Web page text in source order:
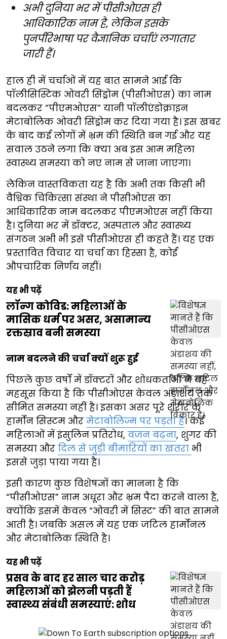
अभी दुनिया भर में पीसीओएस ही
आधिकारिक नाम है, लेकिन इसके
पुनर्परिभाषा पर वैज्ञानिक चर्चाएं लगातार
जारी हैं।
हाल ही में चर्चाओं में यह बात सामने आई कि
पॉलीसिस्टिक ओवरी सिंड्रोम (पीसीओएस) का नाम
बदलकर “पीएमओएस” यानी पॉलीएंडोक्राइन
मेटाबोलिक ओवरी सिंड्रोम कर दिया गया है। इस खबर
के बाद कई लोगों में भ्रम की स्थिति बन गई और यह
सवाल उठने लगा कि क्या अब इस आम महिला
स्वास्थ्य समस्या को नए नाम से जाना जाएगा।
लेकिन वास्तविकता यह है कि अभी तक किसी भी
वैश्विक चिकित्सा संस्था ने पीसीओएस का
आधिकारिक नाम बदलकर पीएमओएस नहीं किया
है। दुनिया भर में डॉक्टर, अस्पताल और स्वास्थ्य
संगठन अभी भी इसे पीसीओएस ही कहते हैं। यह एक
प्रस्तावित विचार या चर्चा का हिस्सा है, कोई
औपचारिक निर्णय नहीं।
यह भी पढ़ें
लॉन्ग कोविड: महिलाओं के
मासिक धर्म पर असर, असामान्य
रक्तस्राव बनी समस्या
नाम बदलने की चर्चा क्यों शुरू हुई
पिछले कुछ वर्षों में डॉक्टरों और शोधकर्ताओं ने यह
महसूस किया है कि पीसीओएस केवल अंडाशय तक
सीमित समस्या नहीं है। इसका असर पूरे शरीर के
हार्मोन सिस्टम और मेटाबोलिज्म पर पड़ता है। कई
महिलाओं में इंसुलिन प्रतिरोध, वजन बढ़ना, शुगर की
समस्या और दिल से जुड़ी बीमारियों का खतरा भी
इससे जुड़ा पाया गया है।
इसी कारण कुछ विशेषज्ञों का मानना है कि
“पीसीओएस” नाम अधूरा और भ्रम पैदा करने वाला है,
क्योंकि इसमें केवल “ओवरी में सिस्ट” की बात सामने
आती है। जबकि असल में यह एक जटिल हार्मोनल
और मेटाबोलिक स्थिति है।
यह भी पढ़ें
प्रसव के बाद हर साल चार करोड़
महिलाओं को झेलनी पड़ती हैं
स्वास्थ्य संबंधी समस्याएं: शोध